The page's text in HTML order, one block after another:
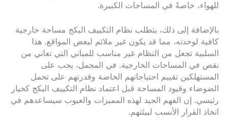
للهواء، خاصةً في المساحات الكبيرة.
بالإضافة إلى ذلك، يتطلب نظام التكييف البكج مساحة خارجية
كافية لوحدته، مما قد يكون غير ملائم لبعض المواقع. هذا
السلبية تجعل من النظام غير مناسب للمباني التي تعاني من
نقص في المساحات الخارجية. في المجمل، يجب على
المستهلكين تقييم احتياجاتهم الخاصة وقدرتهم على تحمل
الضوضاء وقيود المساحة قبل اعتماد نظام التكييف البكج كخيار
رئيسي. إن الفهم الجيد لهذه المميزات والعيوب سيساعدهم في
اتخاذ القرار الأنسب لبيئتهم.